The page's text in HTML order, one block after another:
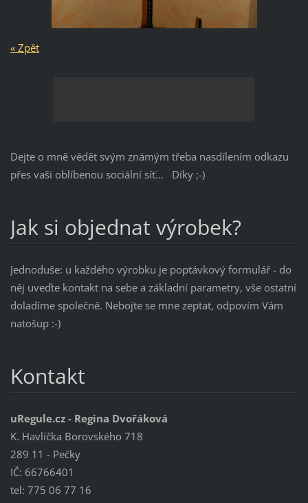
« Zpět
Dejte o mně vědět svým známým třeba nasdílením odkazu
přes vaši oblíbenou sociální síť... Díky ;-)
Jak si objednat výrobek?
Jednoduše: u každého výrobku je poptávkový formulář - do
něj uveďte kontakt na sebe a základní parametry, vše ostatní
doladíme společně. Nebojte se mne zeptat, odpovím Vám
natošup :-)
Kontakt
uRegule.cz - Regina Dvořáková
K. Havlíčka Borovského 718
289 11 - Pečky
IČ: 66766401
tel: 775 06 77 16